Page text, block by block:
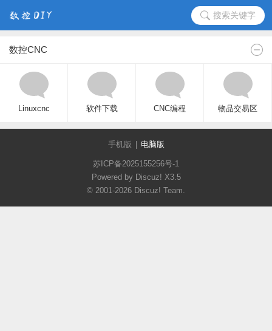
搜索关键字
数控CNC
Linuxcnc 软件下载 CNC编程 物品交易区
手机版 电脑版
苏ICP备2025155256号-1
Powered by Discuz! X3.5
© 2001-2026 Discuz! Team.